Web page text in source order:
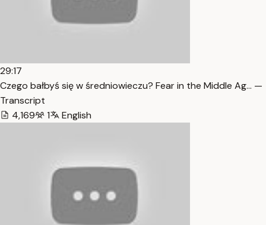
29:17
Czego bałbyś się w średniowieczu? Fear in the Middle Ag… —
Transcript
4,169
1 English